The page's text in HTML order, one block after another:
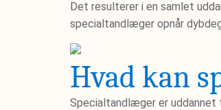
Det resulterer i en samlet
specialtandlæger opnår
Hvad kan
Specialtandlæger er uddannet